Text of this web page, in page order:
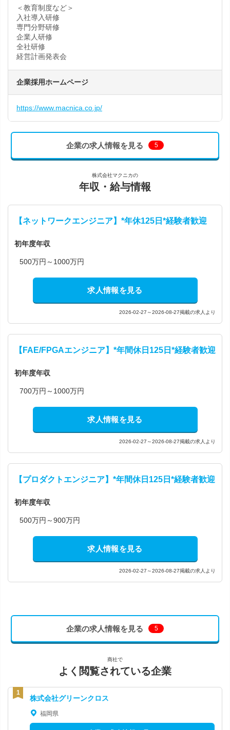
＜教育制度など＞
入社導入研修
専門分野研修
企業人研修
全社研修
経営計画発表会
企業採用ホームページ
https://www.macnica.co.jp/
企業の求人情報を見る 5
株式会社マクニカの
年収・給与情報
【ネットワークエンジニア】*年休125日*経験者歓迎
初年度年収
500万円～1000万円
求人情報を見る
2026-02-27～2026-08-27掲載の求人より
【FAE/FPGAエンジニア】*年間休日125日*経験者歓迎
初年度年収
700万円～1000万円
求人情報を見る
2026-02-27～2026-08-27掲載の求人より
【プロダクトエンジニア】*年間休日125日*経験者歓迎
初年度年収
500万円～900万円
求人情報を見る
2026-02-27～2026-08-27掲載の求人より
企業の求人情報を見る 5
商社で
よく閲覧されている企業
株式会社グリーンクロス
福岡県